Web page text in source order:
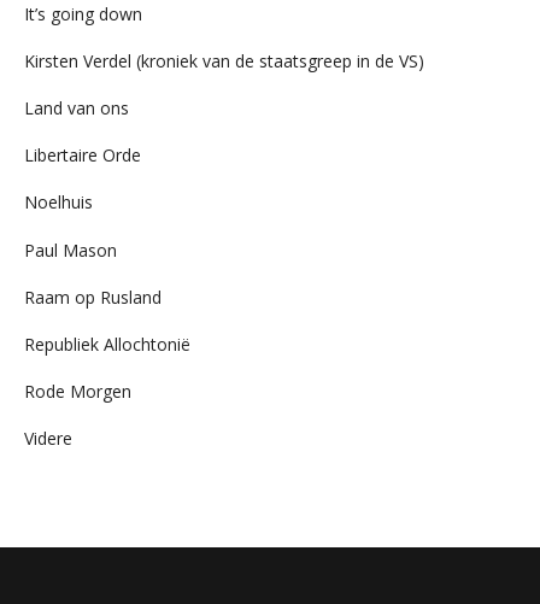
It’s going down
Kirsten Verdel (kroniek van de staatsgreep in de VS)
Land van ons
Libertaire Orde
Noelhuis
Paul Mason
Raam op Rusland
Republiek Allochtonië
Rode Morgen
Videre